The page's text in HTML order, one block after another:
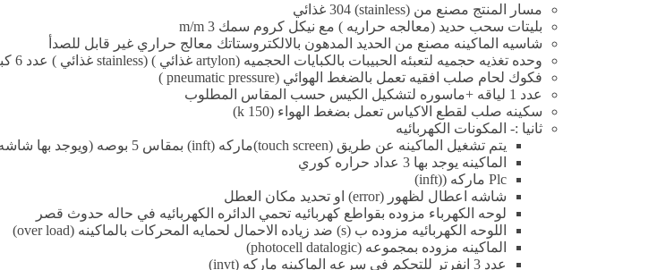
مسار المنتج مصنع من (stainless) 304 غذائي
بليتات سحب حديد (معالجه حراريه ) مع نيكل كروم سمك 3 m/m
شاسيه الماكينه مصنع من الحديد المدهون بالالكتروستاتك معالج حراري غير قابل للصدأ
وحده تغذيه حجميه لتعبئه الحبيبات بالكبايات الحجميه (artylon غذائي ) (stainless غذائي ) عدد 6 كبايات (Aluminumغذائي)
فكوك لحام صلب افقيه تعمل بالضغط الهوائي (pneumatic pressure )
عدد 1 لياقه +ماسوره لتشكيل الكيس حسب المقاس المطلوب
سكينه صلب لقطع الاكياس تعمل بضغط الهواء (150 k)
ثانيا :- المكونات الكهربائيه
يتم تشغيل الماكينه عن طريق (touch screen)ماركه (inft) بمقاس 5 بوصه (ويوجد بها شاشه اعطال )
الماكينه يوجد بها 3 عداد حراره كوري
Plc ماركه ((inft)
شاشه اعطال لظهور (error) او تحديد مكان العطل
لوحه الكهرباء مزوده بقواطع كهربائيه تحمي الدائره الكهربائيه في حاله حدوث قصر
اللوحه الكهربائيه مزوده ب (s) ضد زياده الاحمال لحمايه المحركات بالماكينه (over load)
الماكينه مزوده بمجموعه (photocell datalogic)
عدد 3 انفرتر للتحكم في سرعه الماكينه ماركه (invt)